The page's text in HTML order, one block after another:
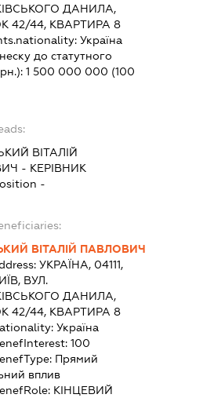
ДАНИЛА,
42/44, КВАРТИРА 8
Україна
до статутного
1 500 000 000 (100
ВІТАЛІЙ
- КЕРІВНИК
-
ВІТАЛІЙ ПАВЛОВИЧ
УКРАЇНА, 04111,
ВУЛ.
ДАНИЛА,
42/44, КВАРТИРА 8
Україна
100
Прямий
вплив
КІНЦЕВИЙ